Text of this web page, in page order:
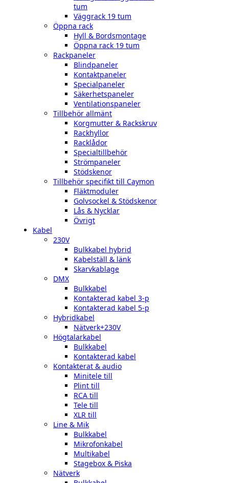
tum
Väggrack 19 tum
Öppna rack
Hyll & Bordsmontage
Öppna rack 19 tum
Rackpaneler
Blindpaneler
Kontaktpaneler
Specialpaneler
Säkerhetspaneler
Ventilationspaneler
Tillbehör allmänt
Korgmutter & Rackskruv
Rackhyllor
Racklådor
Specialtillbehör
Strömpaneler
Stödskenor
Tillbehör specifikt till Caymon
Fläktmoduler
Golvsockel & Stödskenor
Lås & Nycklar
Övrigt
Kabel
230V
Bulkkabel hybrid
Kabelställ & länk
Skarvkablage
DMX
Bulkkabel
Kontakterad kabel 3-p
Kontakterad kabel 5-p
Hybridkabel
Nätverk+230V
Högtalarkabel
Bulkkabel
Kontakterad kabel
Kontakterat & audio
Minitele till
Plint till
RCA till
Tele till
XLR till
Line & Mik
Bulkkabel
Mikrofonkabel
Multikabel
Stagebox & Piska
Nätverk